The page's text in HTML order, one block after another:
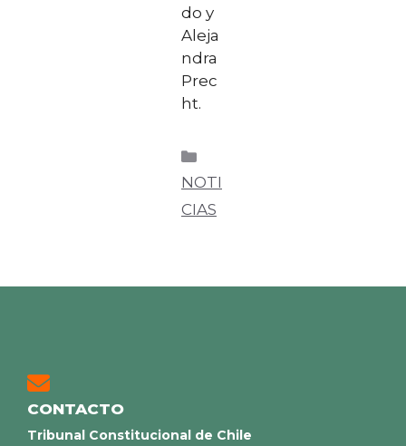
do y
Aleja
ndra
Prec
ht.
NOTI
CIAS
CONTACTO
Tribunal Constitucional de Chile